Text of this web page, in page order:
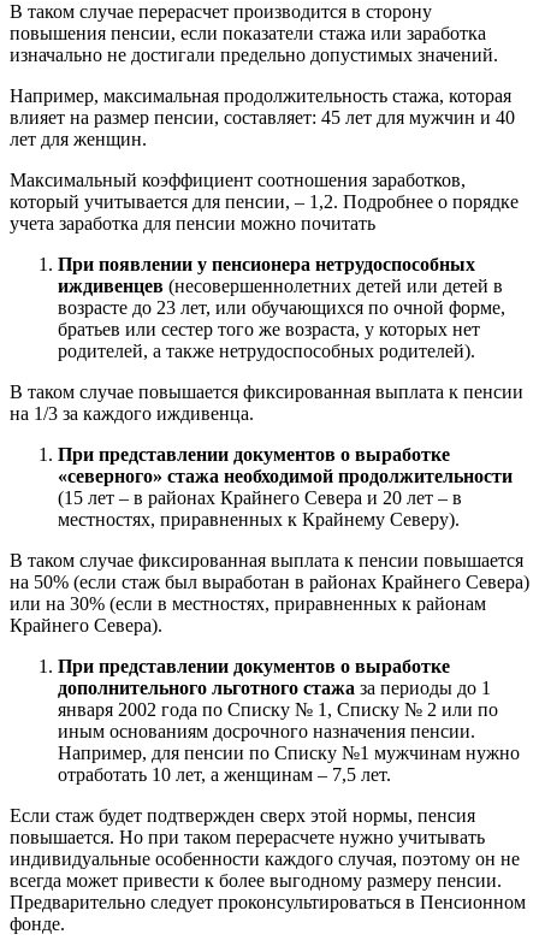
В таком случае перерасчет производится в сторону
повышения пенсии, если показатели стажа или заработка
изначально не достигали предельно допустимых значений.
Например, максимальная продолжительность стажа, которая
влияет на размер пенсии, составляет: 45 лет для мужчин и 40
лет для женщин.
Максимальный коэффициент соотношения заработков,
который учитывается для пенсии, – 1,2. Подробнее о порядке
учета заработка для пенсии можно почитать
При появлении у пенсионера нетрудоспособных
иждивенцев (несовершеннолетних детей или детей в
возрасте до 23 лет, или обучающихся по очной форме,
братьев или сестер того же возраста, у которых нет
родителей, а также нетрудоспособных родителей).
В таком случае повышается фиксированная выплата к пенсии
на 1/3 за каждого иждивенца.
При представлении документов о выработке
«северного» стажа необходимой продолжительности
(15 лет – в районах Крайнего Севера и 20 лет – в
местностях, приравненных к Крайнему Северу).
В таком случае фиксированная выплата к пенсии повышается
на 50% (если стаж был выработан в районах Крайнего Севера)
или на 30% (если в местностях, приравненных к районам
Крайнего Севера).
При представлении документов о выработке
дополнительного льготного стажа за периоды до 1
января 2002 года по Списку № 1, Списку № 2 или по
иным основаниям досрочного назначения пенсии.
Например, для пенсии по Списку №1 мужчинам нужно
отработать 10 лет, а женщинам – 7,5 лет.
Если стаж будет подтвержден сверх этой нормы, пенсия
повышается. Но при таком перерасчете нужно учитывать
индивидуальные особенности каждого случая, поэтому он не
всегда может привести к более выгодному размеру пенсии.
Предварительно следует проконсультироваться в Пенсионном
фонде.